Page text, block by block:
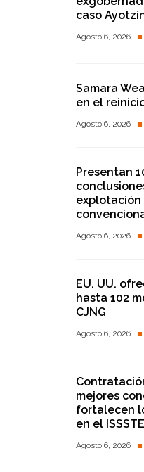
caso
Agosto 6, 2026
Samara
en el
Agosto 6, 2026
Presentan
Agosto 6, 2026
EU. UU.
hasta 102
CJNG
Agosto 6, 2026
mejores
fortalecen
en el
Agosto 6, 2026